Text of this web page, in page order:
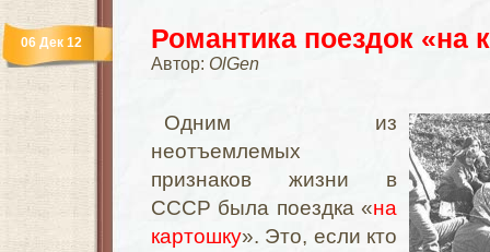
Романтика поездок «на
Автор: OlGen
06 Дек 12
Одним из
неотъемлемых
признаков жизни в
СССР была поездка «на
картошку». Это, если кто